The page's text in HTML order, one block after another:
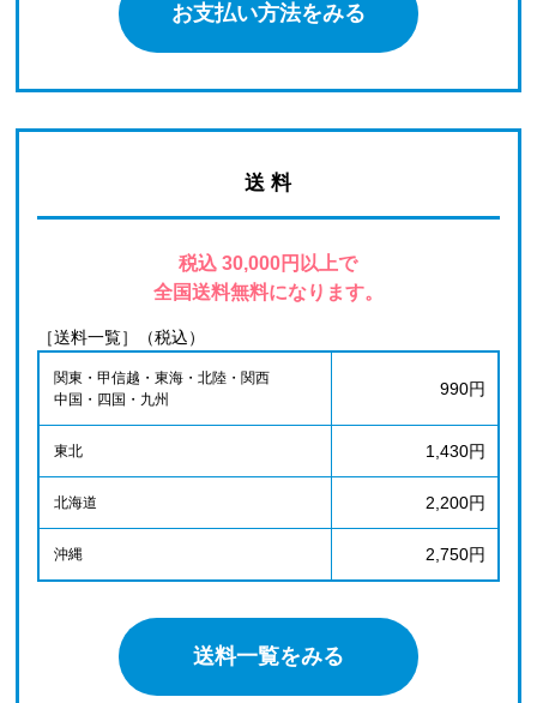
お支払い方法をみる
送 料
税込 30,000円以上で
全国送料無料になります。
［送料一覧］（税込）
関東・甲信越・東海・北陸・関西
中国・四国・九州
990円
東北 1,430円
北海道 2,200円
沖縄 2,750円
送料一覧をみる